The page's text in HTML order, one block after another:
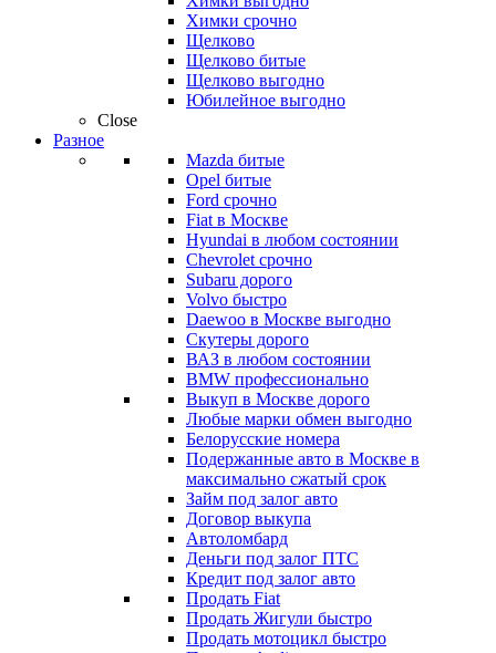
Химки срочно
Щелково
Щелково битые
Щелково выгодно
Юбилейное выгодно
Close
Разное
Mazda битые
Opel битые
Ford срочно
Fiat в Москве
Hyundai в любом состоянии
Chevrolet срочно
Subaru дорого
Volvo быстро
Daewoo в Москве выгодно
Скутеры дорого
ВАЗ в любом состоянии
BMW профессионально
Выкуп в Москве дорого
Любые марки обмен выгодно
Белорусские номера
Подержанные авто в Москве в
максимально сжатый срок
Займ под залог авто
Договор выкупа
Автоломбард
Деньги под залог ПТС
Кредит под залог авто
Продать Fiat
Продать Жигули быстро
Продать мотоцикл быстро